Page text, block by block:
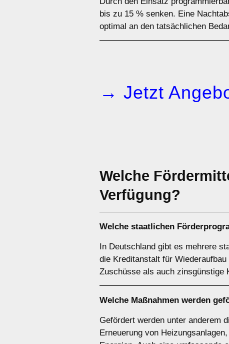
bis zu 15 % senken. Eine
optimal an den tatsächlichen
→ Jetzt
Welche
Verfügung?
Welche staatlichen
In Deutschland gibt es mehrere
die Kreditanstalt für
Zuschüsse als auch zinsgünstige
Welche Maßnahmen werden
Gefördert werden unter anderem
Erneuerung von